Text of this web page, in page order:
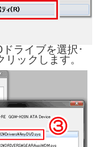
ライブを選択･
ックします。